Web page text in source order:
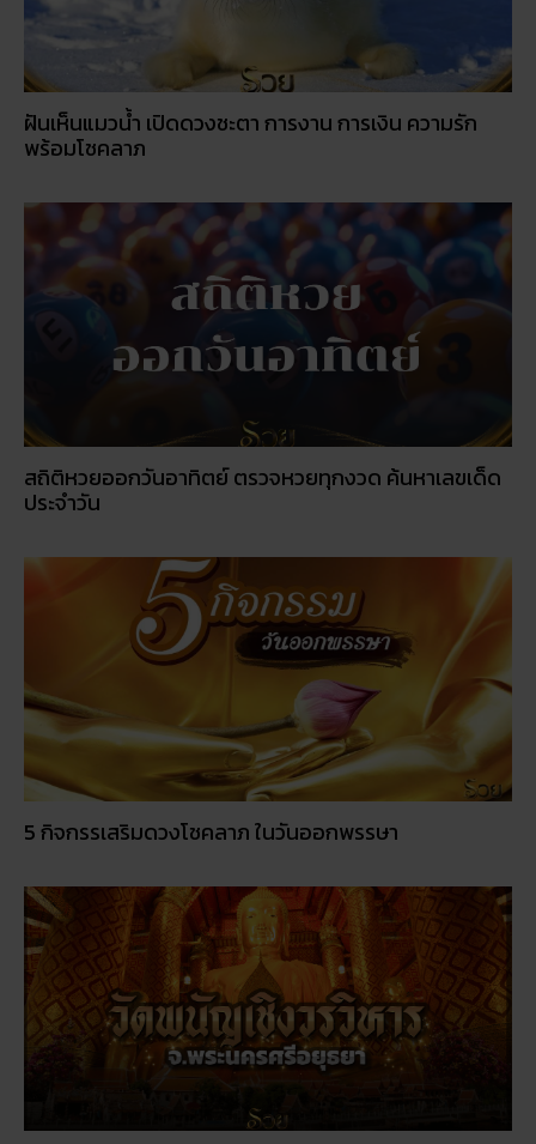
ฝันเห็นแมวน้ำ เปิดดวงชะตา การงาน การเงิน ความรัก
พร้อมโชคลาภ
สถิติหวยออกวันอาทิตย์ ตรวจหวยทุกงวด ค้นหาเลขเด็ด
ประจำวัน
5 กิจกรรเสริมดวงโชคลาภ ในวันออกพรรษา